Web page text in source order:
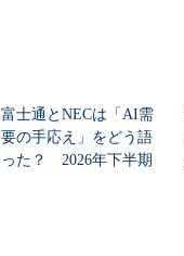
富士通とNECは「AI需
要の手応え」をどう語
った？ 2026年下半期